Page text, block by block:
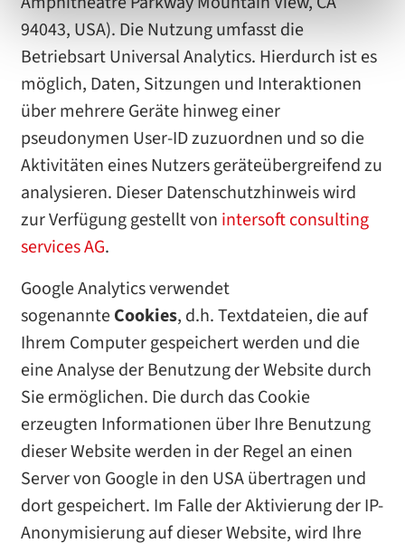
94043, USA). Die Nutzung umfasst die
Betriebsart Universal Analytics. Hierdurch ist es
möglich, Daten, Sitzungen und Interaktionen
über mehrere Geräte hinweg einer
pseudonymen User-ID zuzuordnen und so die
Aktivitäten eines Nutzers geräteübergreifend zu
analysieren. Dieser Datenschutzhinweis wird
zur Verfügung gestellt von intersoft consulting
services AG.
Google Analytics verwendet
sogenannteCookies, d.h. Textdateien, die auf
Ihrem Computer gespeichert werden und die
eine Analyse der Benutzung der Website durch
Sie ermöglichen. Die durch das Cookie
erzeugten Informationen über Ihre Benutzung
dieser Website werden in der Regel an einen
Server von Google in den USA übertragen und
dort gespeichert. Im Falle der Aktivierung der IP-
Anonymisierung auf dieser Website, wird Ihre